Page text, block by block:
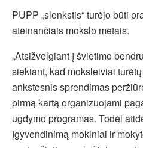
PUPP „slenkstis“ turėjo būti
ateinančiais mokslo metais.
„Atsižvelgiant į švietimo
siekiant, kad moksleiviai
ankstesnis sprendimas
pirmą kartą organizuojami
ugdymo programas. Todėl
įgyvendinimą mokiniai ir